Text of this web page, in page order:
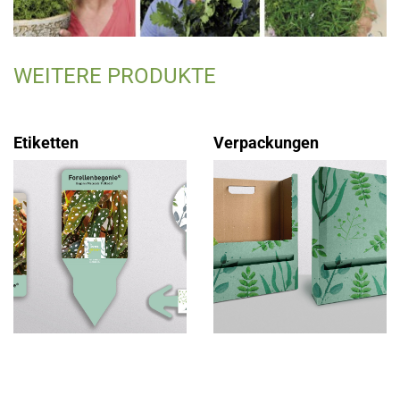
WEITERE PRODUKTE
Etiketten Verpackungen